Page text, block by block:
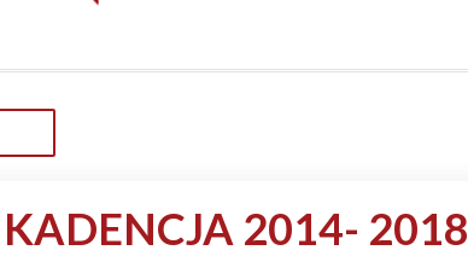
KADENCJA 2014- 2018